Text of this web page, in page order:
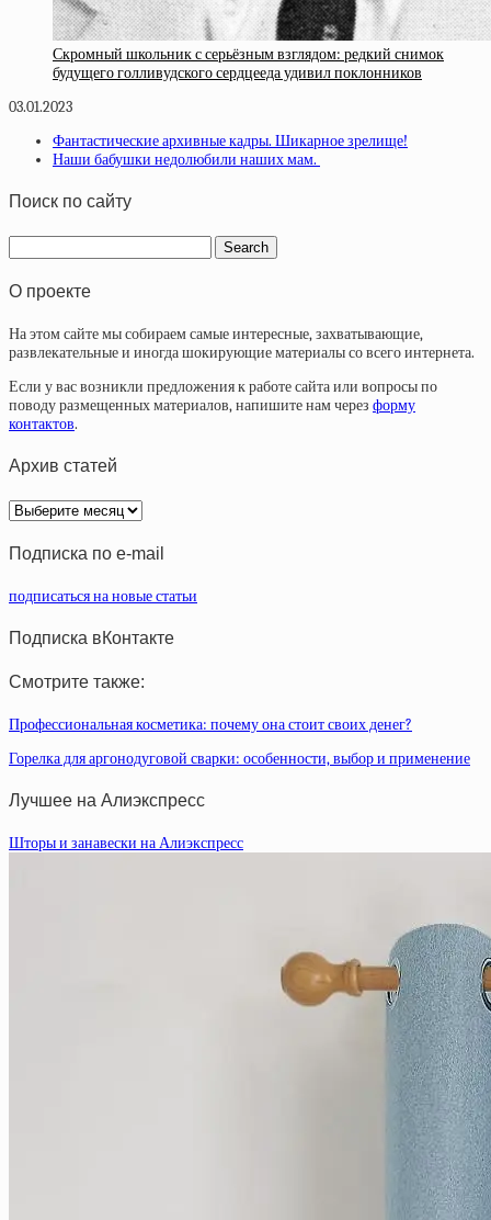
Скромный школьник с серьёзным взглядом: редкий снимок
будущего голливудского сердцееда удивил поклонников
03.01.2023
Фантастические архивные кадры. Шикарное зрелище!
Наши бабушки недолюбили наших мам.
Поиск по сайту
О проекте
На этом сайте мы собираем самые интересные, захватывающие,
развлекательные и иногда шокирующие материалы со всего интернета.
Если у вас возникли предложения к работе сайта или вопросы по
поводу размещенных материалов, напишите нам через форму
контактов.
Архив статей
Архив
статей
Подписка по e-mail
подписаться на новые статьи
Подписка вКонтакте
Смотрите также:
Профессиональная косметика: почему она стоит своих денег?
Горелка для аргонодуговой сварки: особенности, выбор и применение
Лучшее на Алиэкспресс
Шторы и занавески на Алиэкспресс